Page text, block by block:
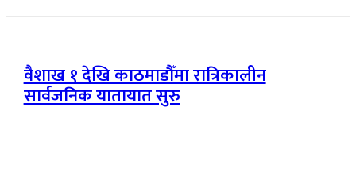
वैशाख १ देखि काठमाडौँमा रात्रिकालीन
सार्वजनिक यातायात सुरु